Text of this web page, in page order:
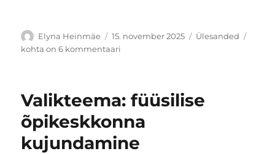
Autor
Elyna Heinmäe Postitatud
15. november 2025 Rubriigid
Ülesanded
kohta on 6 kommentaari
Valikteema: füüsilise
õpikeskkonna
kujundamine